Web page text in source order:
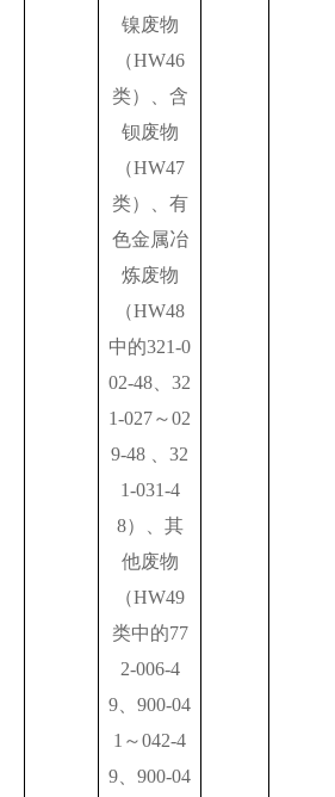
镍废物
（HW46
类）、含
钡废物
（HW47
类）、有
色金属冶
炼废物
（HW48
中的321-0
02-48、32
1-027～02
9-48 、32
1-031-4
8）、其
他废物
（HW49
类中的77
2-006-4
9、900-04
1～042-4
9、900-04